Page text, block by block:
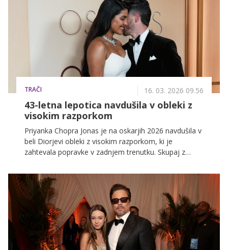
TRAČI 16. 03. 2026 09.56
43-letna lepotica navdušila v obleki z
visokim razporkom
Priyanka Chopra Jonas je na oskarjih 2026 navdušila v
beli Diorjevi obleki z visokim razporkom, ki je
zahtevala popravke v zadnjem trenutku. Skupaj z
na največjem filmskem dogodku leta.